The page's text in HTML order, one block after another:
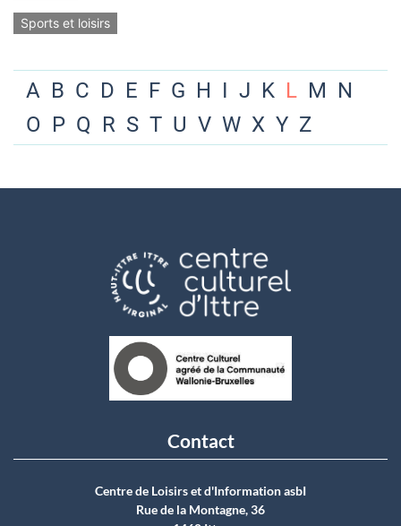
Sports et loisirs
A B C D E F G H I J K L M N
O P Q R S T U V W X Y Z
Contact
Centre de Loisirs et d'Information asbI
Rue de la Montagne, 36